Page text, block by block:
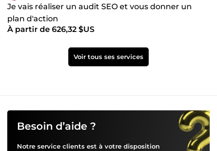
Je vais réaliser un audit SEO et vous donner un
plan d'action
À partir de 626,32 $US
Voir tous ses services
Besoin d’aide ?
Notre service clients est à votre disposition